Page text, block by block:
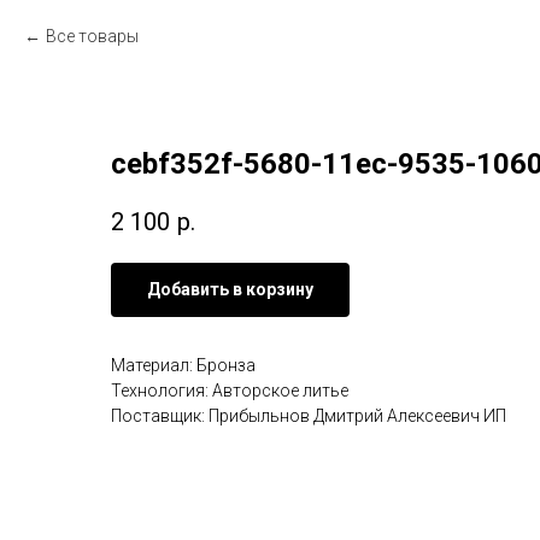
Все товары
cebf352f-5680-11ec-9535-
2 100 р.
Добавить в корзину
Материал: Бронза
Технология: Авторское литье
Поставщик: Прибыльнов Дмитрий Алексеевич ИП